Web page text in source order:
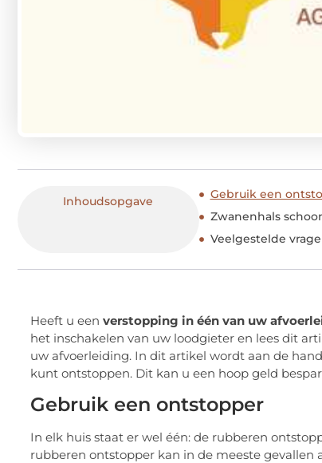
Inhoudsopgave
Gebruik een
Zwanenhals
Veelgestelde
Heeft u een verstopping in één van uw
het inschakelen van uw loodgieter en lees dit
uw afvoerleiding. In dit artikel wordt aan de
kunt ontstoppen. Dit kan u een hoop geld
Gebruik een ontstopper
In elk huis staat er wel één: de rubberen
rubberen ontstopper kan in de meeste gevallen